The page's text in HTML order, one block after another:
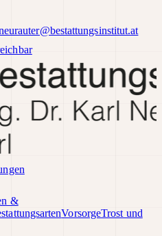
&
VorsorgeTrost und